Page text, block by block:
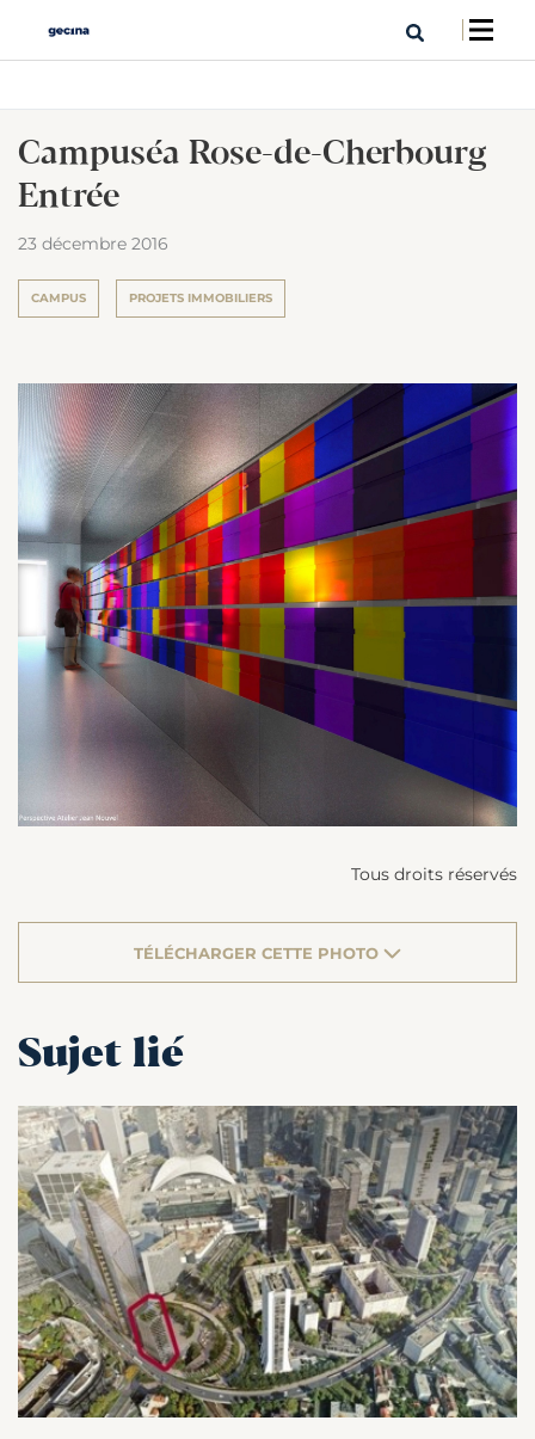
Campuséa Rose-de-Cherbourg
Entrée
23 décembre 2016
CAMPUS PROJETS IMMOBILIERS
Tous droits réservés
TÉLÉCHARGER CETTE PHOTO
Sujet lié